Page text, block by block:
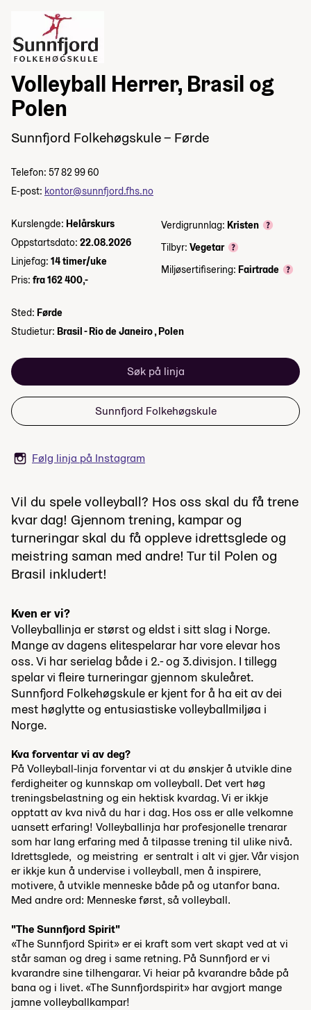
Volleyball Herrer, Brasil og
Polen
Sunnfjord Folkehøgskule – Førde
Telefon: 57 82 99 60
E-post: kontor@sunnfjord.fhs.no
Kurslengde: Helårskurs
Oppstartsdato: 22.08.2026
Linjefag: 14 timer/uke
Pris: fra 162 400,-
Verdigrunnlag: Kristen
Tilbyr: Vegetar
Miljøsertifisering: Fairtrade
Sted: Førde
Studietur: Brasil - Rio de Janeiro , Polen
Søk på linja
Sunnfjord Folkehøgskule
Følg linja på Instagram
Vil du spele volleyball? Hos oss skal du få trene
kvar dag! Gjennom trening, kampar og
turneringar skal du få oppleve idrettsglede og
meistring saman med andre! Tur til Polen og
Brasil inkludert!
Kven er vi?
Volleyballinja er størst og eldst i sitt slag i Norge.
Mange av dagens elitespelarar har vore elevar hos
oss. Vi har serielag både i 2.- og 3.divisjon. I tillegg
spelar vi fleire turneringar gjennom skuleåret.
Sunnfjord Folkehøgskule er kjent for å ha eit av dei
mest høglytte og entusiastiske volleyballmiljøa i
Norge.
Kva forventar vi av deg?
På Volleyball-linja forventar vi at du ønskjer å utvikle dine
ferdigheiter og kunnskap om volleyball. Det vert høg
treningsbelastning og ein hektisk kvardag. Vi er ikkje
opptatt av kva nivå du har i dag. Hos oss er alle velkomne
uansett erfaring! Volleyballinja har profesjonelle trenarar
som har lang erfaring med å tilpasse trening til ulike nivå.
Idrettsglede, og meistring er sentralt i alt vi gjer. Vår visjon
er ikkje kun å undervise i volleyball, men å inspirere,
motivere, å utvikle menneske både på og utanfor bana.
Med andre ord: Menneske først, så volleyball.
"The Sunnfjord Spirit"
«The Sunnfjord Spirit» er ei kraft som vert skapt ved at vi
står saman og dreg i same retning. På Sunnfjord er vi
kvarandre sine tilhengarar. Vi heiar på kvarandre både på
bana og i livet. «The Sunnfjordspirit» har avgjort mange
jamne volleyballkampar!